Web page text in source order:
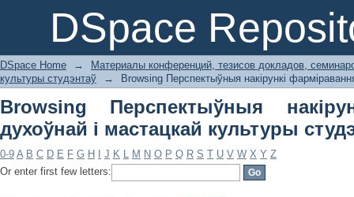
DSpace
Browsing Перспектыўныя
культуры студэнтаў by Subject
DSpace Home →
Материалы конференций, тезисов докладов,
культуры студэнтаў
→ Browsing Перспектыўныя накірункі
Browsing Перспектыўныя
духоўнай і мастацкай культуры
0-9 A B C D E F G H J K L M N O P Q R S T U V W X Y Z
Or enter first few letters: